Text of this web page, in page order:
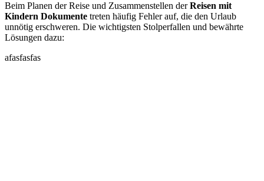
Beim Planen der Reise und Zusammenstellen derReisen mit
Kindern Dokumente treten häufig Fehler auf, die den Urlaub
unnötig erschweren. Die wichtigsten Stolperfallen und bewährte
Lösungen dazu:
afasfasfas